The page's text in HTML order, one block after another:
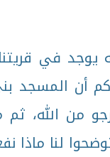
يوجد في
أن المسجد
من الله،
لنا ماذا